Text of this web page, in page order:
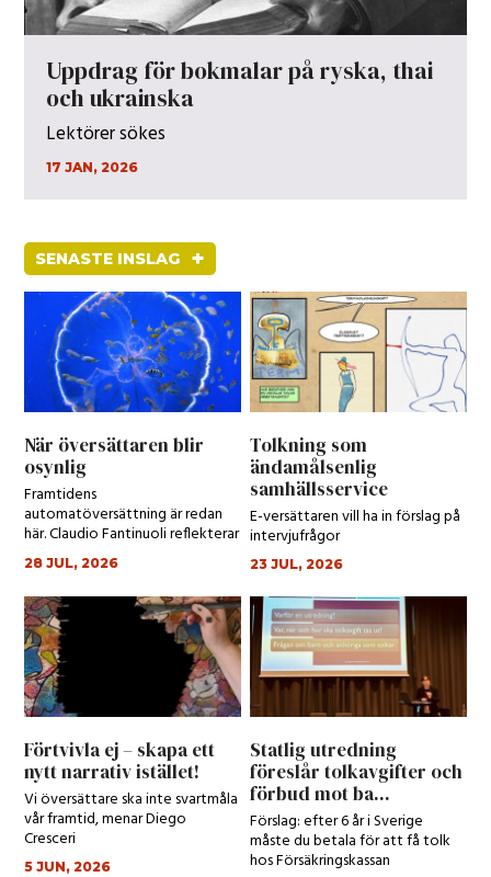
Uppdrag för bokmalar på ryska, thai
och ukrainska
Lektörer sökes
17 JAN, 2026
SENASTE INSLAG +
När översättaren blir
osynlig
Framtidens
automatöversättning är redan
här. Claudio Fantinuoli reflekterar
kring den.
28 JUL, 2026
Tolkning som
ändamålsenlig
samhällsservice
E-versättaren vill ha in förslag på
intervjufrågor
23 JUL, 2026
Förtvivla ej – skapa ett
nytt narrativ istället!
Vi översättare ska inte svartmåla
vår framtid, menar Diego
Cresceri
5 JUN, 2026
Statlig utredning
föreslår tolkavgifter och
förbud mot ba...
Förslag: efter 6 år i Sverige
måste du betala för att få tolk
hos Försäkringskassan